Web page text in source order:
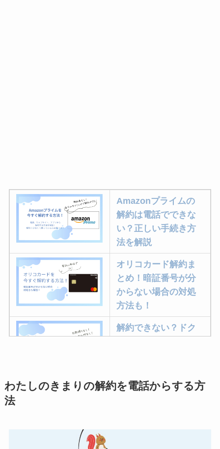
Amazonプライムの
解約は電話でできな
い？正しい手続き方
法を解説
オリコカード解約ま
とめ！暗証番号が分
からない場合の対処
方法も！
解約できない？ドク
ミュゼプラチナムの
わたしのきまりの解約を電話からする方
法